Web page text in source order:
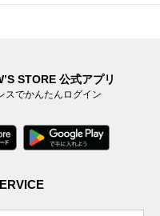
STORE 公式アプリ
スでかんたんログイン